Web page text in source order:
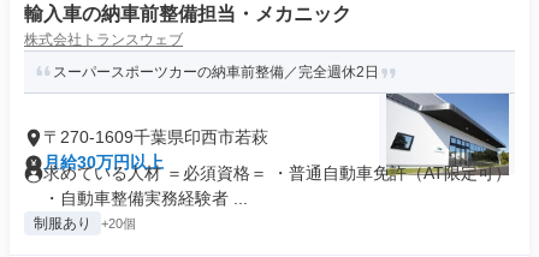
輸入車の納車前整備担当・メカニック
株式会社トランスウェブ
スーパースポーツカーの納車前整備／完全週休2日
〒270-1609千葉県印西市若萩
月給30万円以上
求めている人材 ＝必須資格＝ ・普通自動車免許（AT限定可）
・自動車整備実務経験者 ...
制服あり +20個